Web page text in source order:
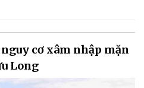
cơ xâm nhập mặn
Long